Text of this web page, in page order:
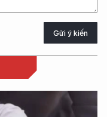
Gửi ý kiến